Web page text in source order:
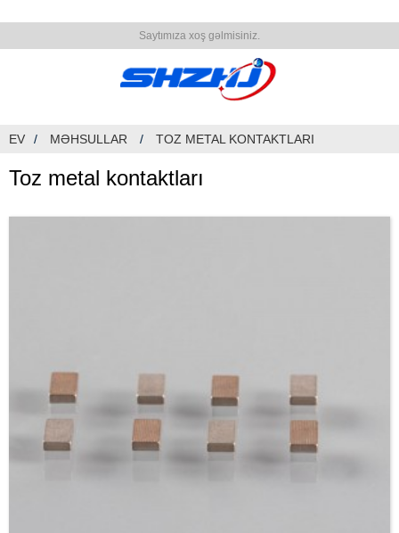
Saytımıza xoş gəlmisiniz.
EV MƏHSULLAR TOZ METAL KONTAKTLARI
Toz metal kontaktları